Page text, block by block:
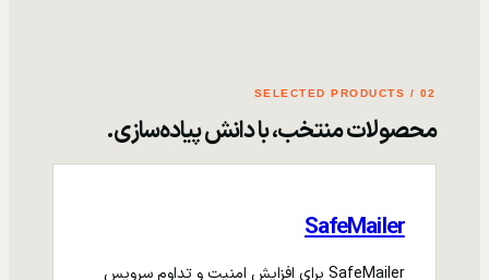
02 / SELECTED PRODUCTS
محصولات منتخب، با دانش پیاده‌سازی.
SafeMailer
SafeMailer برای افزایش امنیت و تداوم سرویس